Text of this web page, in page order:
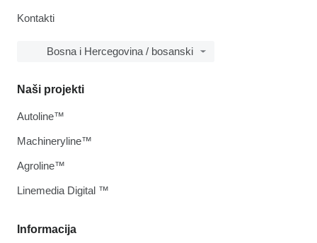
Kontakti
Bosna i Hercegovina / bosanski
Informacija
Naši projekti
Autoline™
Machineryline™
Agroline™
Linemedia Digital ™